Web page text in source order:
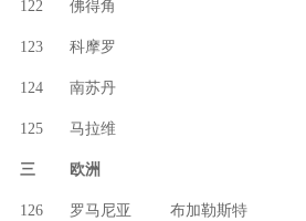
122 佛得角
123 科摩罗
124 南苏丹
125 马拉维
三 欧洲
126 罗马尼亚 布加勒斯特